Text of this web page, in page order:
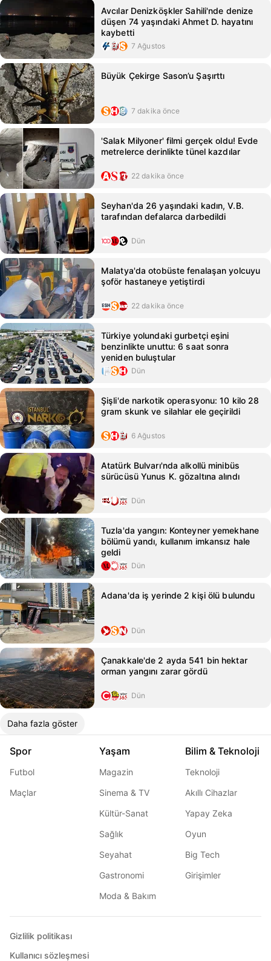
Avcılar Denizköşkler Sahili'nde denize
düşen 74 yaşındaki Ahmet D. hayatını
kaybetti
7 Ağustos
Büyük Çekirge Sason’u Şaşırttı
7 dakika önce
'Salak Milyoner' filmi gerçek oldu! Evde
metrelerce derinlikte tünel kazdılar
22 dakika önce
Seyhan'da 26 yaşındaki kadın, V.B.
tarafından defalarca darbedildi
Dün
Malatya'da otobüste fenalaşan yolcuyu
şoför hastaneye yetiştirdi
22 dakika önce
Türkiye yolundaki gurbetçi eşini
benzinlikte unuttu: 6 saat sonra
yeniden buluştular
Dün
Şişli'de narkotik operasyonu: 10 kilo 28
gram skunk ve silahlar ele geçirildi
6 Ağustos
Atatürk Bulvarı'nda alkollü minibüs
sürücüsü Yunus K. gözaltına alındı
Dün
Tuzla'da yangın: Konteyner yemekhane
bölümü yandı, kullanım imkansız hale
geldi
Dün
Adana'da iş yerinde 2 kişi ölü bulundu
Dün
Çanakkale'de 2 ayda 541 bin hektar
orman yangını zarar gördü
Dün
Daha fazla göster
Spor
Futbol
Maçlar
Yaşam
Magazin
Sinema & TV
Kültür-Sanat
Sağlık
Seyahat
Gastronomi
Moda & Bakım
Bilim & Teknoloji
Teknoloji
Akıllı Cihazlar
Yapay Zeka
Oyun
Big Tech
Girişimler
Gizlilik politikası
Kullanıcı sözleşmesi